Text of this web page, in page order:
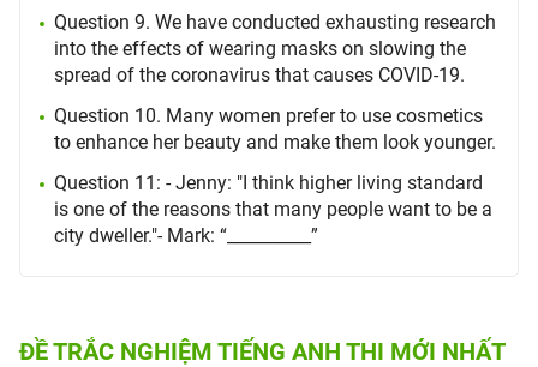
Question 9. We have conducted exhausting research
into the effects of wearing masks on slowing the
spread of the coronavirus that causes COVID-19.
Question 10. Many women prefer to use cosmetics
to enhance her beauty and make them look younger.
Question 11: - Jenny: "I think higher living standard
is one of the reasons that many people want to be a
city dweller."- Mark: “__________”
ĐỀ TRẮC NGHIỆM TIẾNG ANH THI MỚI NHẤT